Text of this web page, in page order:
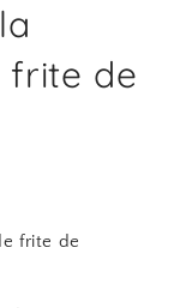
frite de
frite de